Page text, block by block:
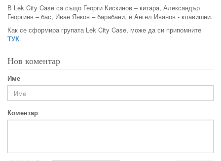
В Lek City Case са също Георги Кискинов – китара, Александър
Георгиев – бас, Иван Янков – барабани, и Aнгел Иванов - клавишни.
Как се сформира групата Lek City Case, може да си припомните
ТУК.
Нов коментар
Име
Коментар